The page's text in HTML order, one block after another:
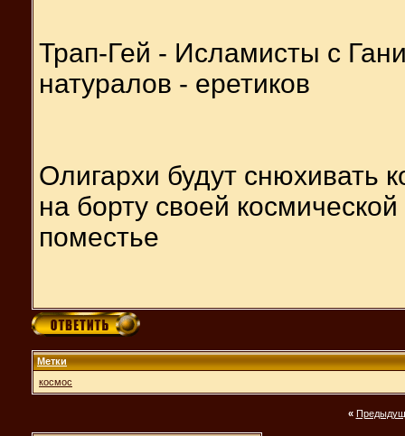
Трап-Гей - Исламисты с
натуралов - еретиков
Олигархи будут снюхивать
на борту своей
поместье
Метки
космос
«